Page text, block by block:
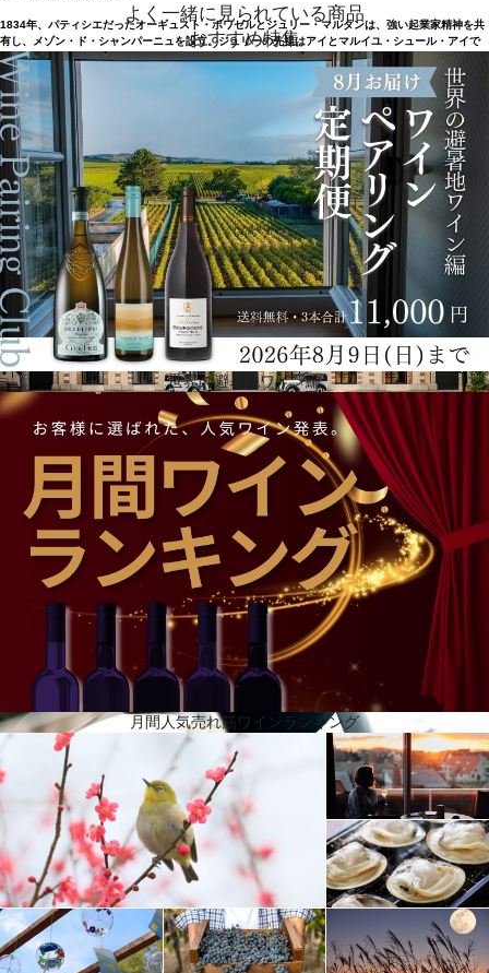
1834年、パティシエだったオーギュスト・ボワゼルとジュリー・マルタンは、強い起業家精神を共
有し、メゾン・ド・シャンパーニュを設立。ジュリーの先祖はアイとマルイユ・シュール・アイで
ワインを醸造していました。二人はエペルネを事業の拠点に選び、メゾンを「ボワゼル・マルタ
ン」と命名。1865年 、息子のエドゥアールが初めてのブリュットを手がけ、グラン・ミレジムを造
りました。そのうちの何本かは現在も、カーヴの奥深く「宝物」と名づけられた蔵に眠っていま
す。1920年、ジュールが父の後を継ぎ、海外取引を拡大。戦後、ルネが会社を継ぎ、試練の時代を
迎えます。1972年 、悲しいことにルネと息子のエリックが亡くなり、妻エリカは敢然と会社を継ぎ
ました。娘エヴリーヌと娘婿クリストフも経営に加わり、1984年、エヴリーヌが社長となりまし
た。
ボワゼルで流れる時間
シャルドネ、ピノ・ノワール、ピノ・ムニエを約50の村から購入、大部分はグラン･クリュとプルミ
エ･クリュです。発酵は温度管理（18度）のもとで行い、天然のアロマを保ちます。ボワゼルではそ
の後マロラクティック発酵も行い、よりまろやかにします。春、ワインは一定の割合の酵母と蔗糖
を混ぜたリキュール･ドゥ･ティラージュを添加し瓶詰めされます。瓶詰め後直ちに、年間を通じて
10度に保ったセラーに瓶を移し、二次発酵に約6週間かけます。ゆっくり時間をかけて繊細な泡と素
晴らしい法律では15カ月ですが、ボワゼルでは伝統的な会社にふさわしく、最低3年は寝かせます。
ヴィンテージシャンパーニュになるともっと時間をかけ、5年から7年たってからようやくアロマが
花開きます。その後長期にわたる熟成期間があります。
よく一緒に見られている商品
おすすめ特集
世界の避暑地ワイン編
月間人気売れ筋ワインランキング